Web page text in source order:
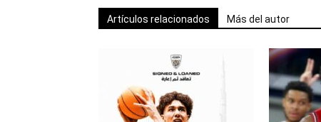
Artículos relacionados Más del autor